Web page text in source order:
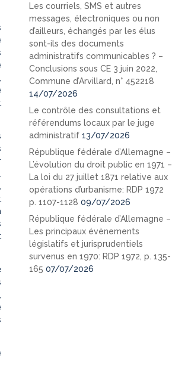
Les courriels, SMS et autres
messages, électroniques ou non
d’ailleurs, échangés par les élus
sont-ils des documents
administratifs communicables ? –
Conclusions sous CE 3 juin 2022,
Commune d’Arvillard, n° 452218
14/07/2026
Le contrôle des consultations et
référendums locaux par le juge
administratif 13/07/2026
République fédérale d’Allemagne –
L’évolution du droit public en 1971 –
La loi du 27 juillet 1871 relative aux
opérations d’urbanisme: RDP 1972
p. 1107-1128 09/07/2026
République fédérale d’Allemagne –
Les principaux évènements
législatifs et jurisprudentiels
survenus en 1970: RDP 1972, p. 135-
165 07/07/2026